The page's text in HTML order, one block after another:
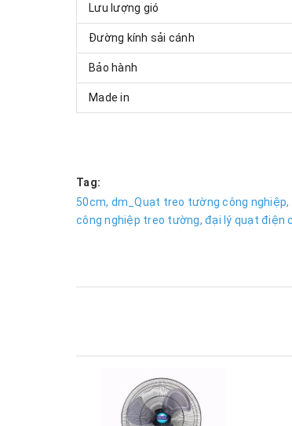
Lưu lượng gió
Đường kính sải cánh
Bảo hành
Made in
Tag:
50cm, dm_Quạt treo tường công nghiệp,
công nghiệp treo tường, đại lý quạt điện